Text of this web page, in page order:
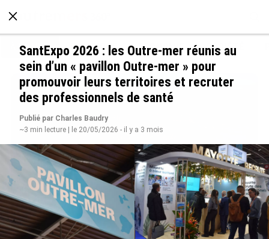
À LA UNE POLITIQUE ECONOMIE SOCIÉTÉ
SantExpo 2026 : les Outre-mer réunis au
sein d’un « pavillon Outre-mer » pour
promouvoir leurs territoires et recruter
des professionnels de santé
Publié par Charles Baudry
~3 min lecture | le 20/05/2026 - il y a 3 mois